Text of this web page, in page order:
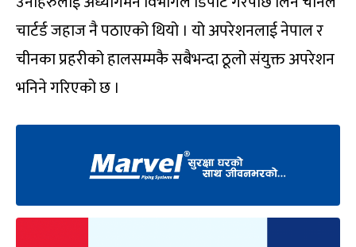
चार्टर्ड जहाज नै पठाएको थियो । यो अपरेशनलाई नेपाल र
चीनका प्रहरीको हालसम्मकै सबैभन्दा ठूलो संयुक्त अपरेशन
भनिने गरिएको छ ।